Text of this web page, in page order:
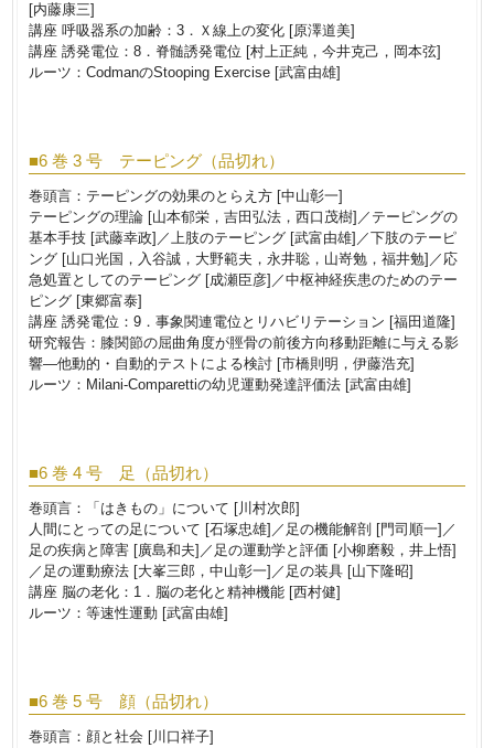
[内藤康三]
講座 呼吸器系の加齢：3．Ｘ線上の変化 [原澤道美]
講座 誘発電位：8．脊髄誘発電位 [村上正純，今井克己，岡本弦]
ルーツ：CodmanのStooping Exercise [武富由雄]
■6 巻 3 号 テーピング（品切れ）
巻頭言：テーピングの効果のとらえ方 [中山彰一]
テーピングの理論 [山本郁栄，吉田弘法，西口茂樹]／テーピングの
基本手技 [武藤幸政]／上肢のテーピング [武富由雄]／下肢のテーピ
ング [山口光国，入谷誠，大野範夫，永井聡，山嵜勉，福井勉]／応
急処置としてのテーピング [成瀬臣彦]／中枢神経疾患のためのテー
ピング [東郷富泰]
講座 誘発電位：9．事象関連電位とリハビリテーション [福田道隆]
研究報告：膝関節の屈曲角度が脛骨の前後方向移動距離に与える影
響―他動的・自動的テストによる検討 [市橋則明，伊藤浩充]
ルーツ：Milani-Comparettiの幼児運動発達評価法 [武富由雄]
■6 巻 4 号 足（品切れ）
巻頭言：「はきもの」について [川村次郎]
人間にとっての足について [石塚忠雄]／足の機能解剖 [門司順一]／
足の疾病と障害 [廣島和夫]／足の運動学と評価 [小柳磨毅，井上悟]
／足の運動療法 [大峯三郎，中山彰一]／足の装具 [山下隆昭]
講座 脳の老化：1．脳の老化と精神機能 [西村健]
ルーツ：等速性運動 [武富由雄]
■6 巻 5 号 顔（品切れ）
巻頭言：顔と社会 [川口祥子]